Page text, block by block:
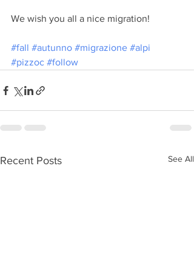
We wish you all a nice migration!
#fall #autunno #migrazione #alpi
#pizzoc #follow
Recent Posts See All